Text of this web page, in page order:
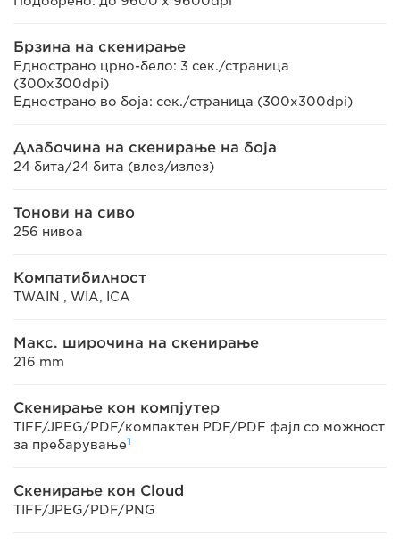
Брзина на скенирање
Еднострано црно-бело: 3 сек./страница
(300x300dpi)
Еднострано во боја: сек./страница (300x300dpi)
Длабочина на скенирање на боја
24 бита/24 бита (влез/излез)
Тонови на сиво
256 нивоа
Компатибилност
TWAIN , WIA, ICA
Макс. широчина на скенирање
216 mm
Скенирање кон компјутер
TIFF/JPEG/PDF/компактен PDF/PDF фајл со можност
за пребарување1
Скенирање кон Cloud
TIFF/JPEG/PDF/PNG